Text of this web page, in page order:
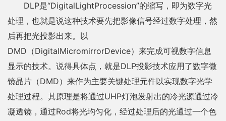
DLP是“DigitalLightProcession”的缩写，即为数字光
处理，也就是说这种技术要先把影像信号经过数字处理，然
后再把光投影出来。以
DMD（DigitalMicromirrorDevice）来完成可视数字信息
显示的技术。说得具体点，就是DLP投影技术应用了数字微
镜晶片（DMD）来作为主要关键处理元件以实现数字光学
处理过程。其原理是将通过UHP灯泡发射出的冷光源通过冷
凝透镜，通过Rod将光均匀化，经过处理后的光通过一个色